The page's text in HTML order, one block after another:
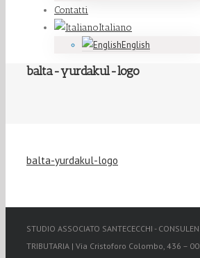
Contatti
Italiano
English
balta-yurdakul-logo
balta-yurdakul-logo
STUDIO ASSOCIATO SANTECECCHI -
TRIBUTARIA | Via Cristoforo Colombo, 436 –